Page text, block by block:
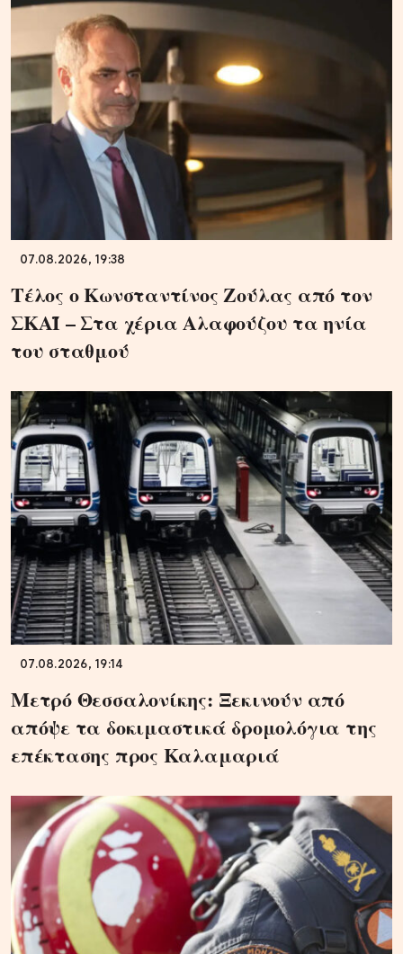
07.08.2026, 19:38
Τέλος ο Κωνσταντίνος Ζούλας από τον
ΣΚΑΪ – Στα χέρια Αλαφούζου τα ηνία
του σταθμού
07.08.2026, 19:14
Μετρό Θεσσαλονίκης: Ξεκινούν από
απόψε τα δοκιμαστικά δρομολόγια της
επέκτασης προς Καλαμαριά